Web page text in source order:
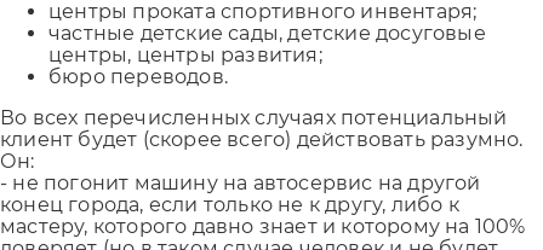
центры проката спортивного инвентаря;
частные детские сады, детские досуговые
центры, центры развития;
бюро переводов.
Во всех перечисленных случаях потенциальный
клиент будет (скорее всего) действовать разумно.
Он:
- не погонит машину на автосервис на другой
конец города, если только не к другу, либо к
мастеру, которого давно знает и которому на 100%